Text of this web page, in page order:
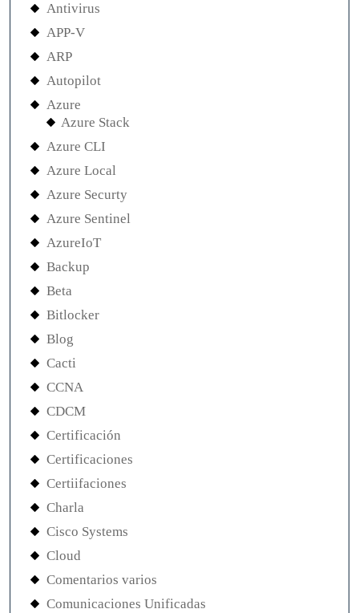
Antivirus
APP-V
ARP
Autopilot
Azure
Azure Stack
Azure CLI
Azure Local
Azure Securty
Azure Sentinel
AzureIoT
Backup
Beta
Bitlocker
Blog
Cacti
CCNA
CDCM
Certificación
Certificaciones
Certiifaciones
Charla
Cisco Systems
Cloud
Comentarios varios
Comunicaciones Unificadas